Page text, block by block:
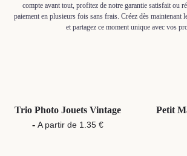
compte avant tout, profitez de notre garantie satisfait ou
paiement en plusieurs fois sans frais. Créez dès maintenant
et partagez ce moment unique avec vos
Trio Photo Jouets Vintage
- A partir de 1.35 €
Petit